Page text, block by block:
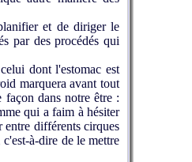
et de diriger le
par des procédés qui
dont l'estomac est
marquera avant tout
façon dans notre être :
qui a faim à hésiter
entre différents cirques
à-dire de le mettre